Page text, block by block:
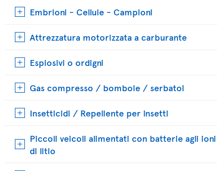
Embrioni - Cellule - Campioni
Attrezzatura motorizzata a carburante
Esplosivi o ordigni
Gas compresso / bombole / serbatoi
Insetticidi / Repellente per insetti
Piccoli veicoli alimentati con batterie agli ioni
di litio